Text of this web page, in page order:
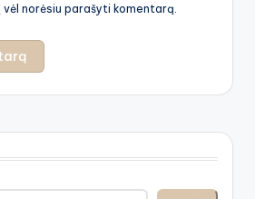
norėsiu parašyti komentarą.